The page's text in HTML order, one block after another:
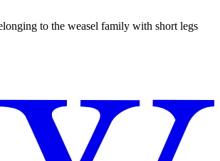
to the weasel family with short legs